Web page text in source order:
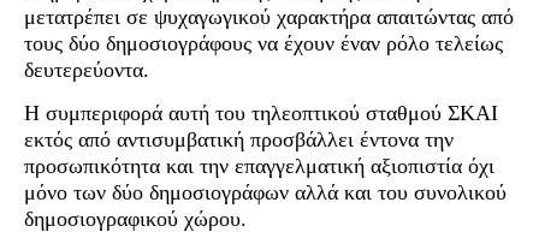
μετατρέπει σε ψυχαγωγικού χαρακτήρα απαιτώντας από
τους δύο δημοσιογράφους να έχουν έναν ρόλο τελείως
δευτερεύοντα.
Η συμπεριφορά αυτή του τηλεοπτικού σταθμού ΣΚΑΙ
εκτός από αντισυμβατική προσβάλλει έντονα την
προσωπικότητα και την επαγγελματική αξιοπιστία όχι
μόνο των δύο δημοσιογράφων αλλά και του συνολικού
δημοσιογραφικού χώρου.